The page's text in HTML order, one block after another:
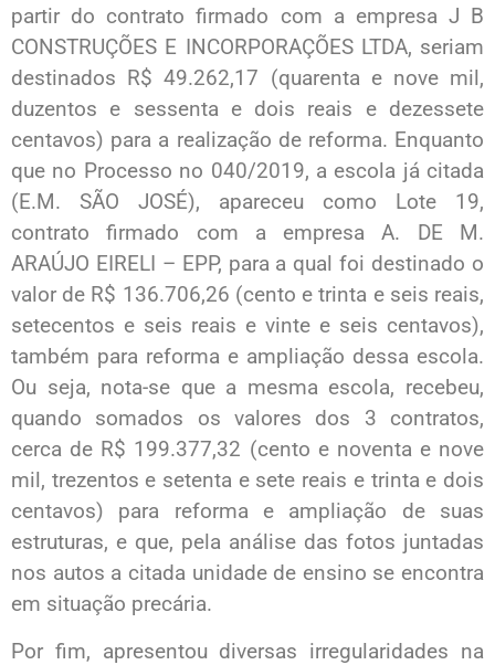
partir do contrato firmado com a empresa J B
CONSTRUÇÕES E INCORPORAÇÕES LTDA, seriam
destinados R$ 49.262,17 (quarenta e nove mil,
duzentos e sessenta e dois reais e dezessete
centavos) para a realização de reforma. Enquanto
que no Processo no 040/2019, a escola já citada
(E.M. SÃO JOSÉ), apareceu como Lote 19,
contrato firmado com a empresa A. DE M.
ARAÚJO EIRELI – EPP, para a qual foi destinado o
valor de R$ 136.706,26 (cento e trinta e seis reais,
setecentos e seis reais e vinte e seis centavos),
também para reforma e ampliação dessa escola.
Ou seja, nota-se que a mesma escola, recebeu,
quando somados os valores dos 3 contratos,
cerca de R$ 199.377,32 (cento e noventa e nove
mil, trezentos e setenta e sete reais e trinta e dois
centavos) para reforma e ampliação de suas
estruturas, e que, pela análise das fotos juntadas
nos autos a citada unidade de ensino se encontra
em situação precária.
Por fim, apresentou diversas irregularidades na